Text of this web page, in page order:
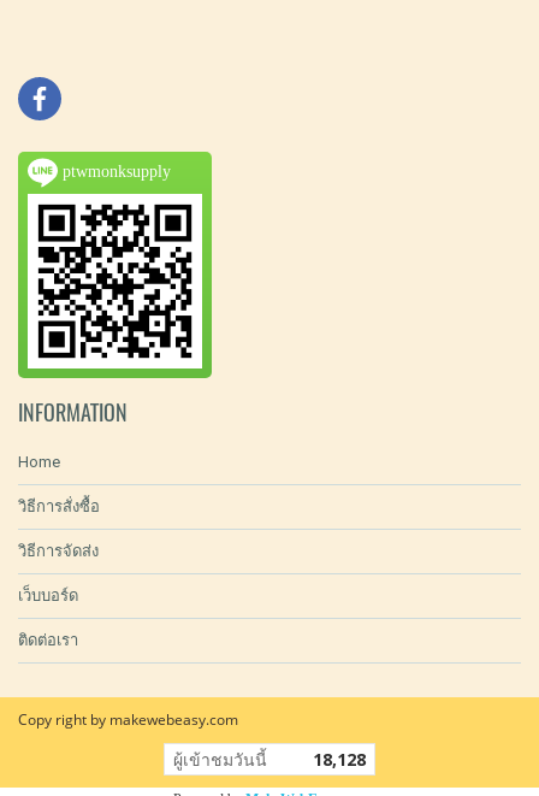
ptwmonksupply
INFORMATION
Home
วิธีการสั่งซื้อ
วิธีการจัดส่ง
เว็บบอร์ด
ติดต่อเรา
Copy right by makewebeasy.com
ผู้เข้าชมวันนี้ 18,128